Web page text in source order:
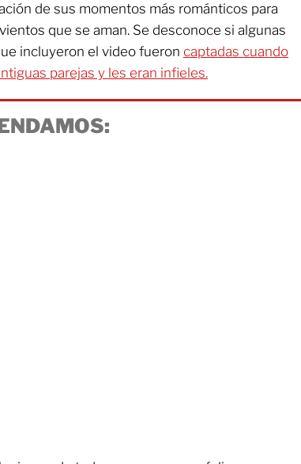
de sus momentos más románticos para
que se aman. Se desconoce si algunas
incluyeron el video fueron captadas cuando
parejas y les eran infieles.